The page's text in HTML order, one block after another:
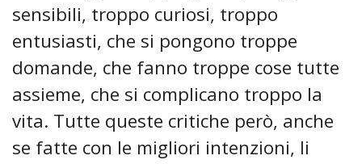
sensibili, troppo curiosi, troppo
entusiasti, che si pongono troppe
domande, che fanno troppe cose tutte
assieme, che si complicano troppo la
vita. Tutte queste critiche però, anche
se fatte con le migliori intenzioni, li